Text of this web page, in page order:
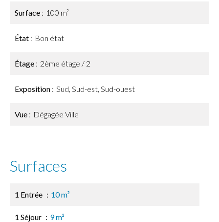
Surface 100 m²
État Bon état
Étage 2ème étage / 2
Exposition Sud, Sud-est, Sud-ouest
Vue Dégagée Ville
Surfaces
1 Entrée 10 m²
1 Séjour 9 m²